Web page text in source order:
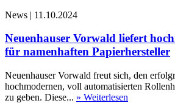
News | 11.10.2024
Neuenhauser Vorwald liefert
für namenhaften Papierhersteller
Neuenhauser Vorwald freut sich, den
hochmodernen, voll automatisierten
zu geben. Diese... » Weiterlesen